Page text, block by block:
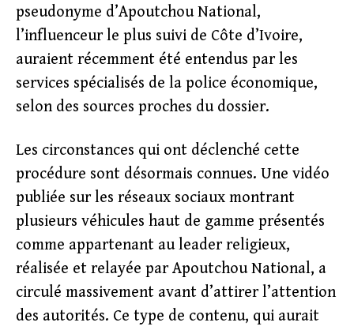
pseudonyme d’Apoutchou National,
l’influenceur le plus suivi de Côte d’Ivoire,
auraient récemment été entendus par les
services spécialisés de la police économique,
selon des sources proches du dossier.
Les circonstances qui ont déclenché cette
procédure sont désormais connues. Une vidéo
publiée sur les réseaux sociaux montrant
plusieurs véhicules haut de gamme présentés
comme appartenant au leader religieux,
réalisée et relayée par Apoutchou National, a
circulé massivement avant d’attirer l’attention
des autorités. Ce type de contenu, qui aurait